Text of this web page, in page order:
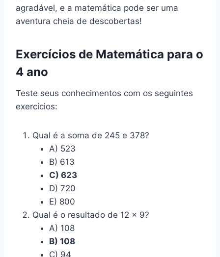
agradável, e a matemática pode ser uma
aventura cheia de descobertas!
Exercícios de Matemática para o
4 ano
Teste seus conhecimentos com os seguintes
exercícios:
Qual é a soma de 245 e 378?
A) 523
B) 613
C) 623
D) 720
E) 800
Qual é o resultado de 12 x 9?
A) 108
B) 108
C) 94